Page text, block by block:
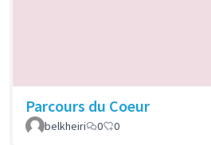
Parcours du Coeur
belkheiri
0 0